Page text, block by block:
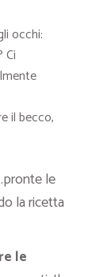
occhi:
Ci
il becco,
le
la ricetta
le